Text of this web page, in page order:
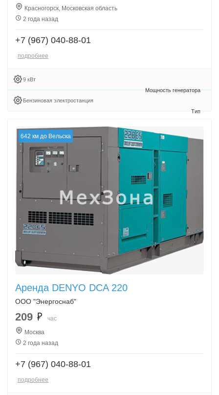
Красногорск, Московская область
2 года назад
+7 (967) 040-88-01
подробнее
9 кВт
Бензиновая электростанция
642 км до Вельска
Аренда DENYO DCA 220
ООО "Энергоснаб"
209
час
Москва
2 года назад
+7 (967) 040-88-01
подробнее